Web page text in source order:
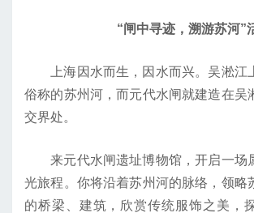
“闸中寻迹，溯游苏河”
上海因水而生，因水而兴。吴淞江
俗称的苏州河，而元代水闸就建造在吴
交界处。
来元代水闸遗址博物馆，开启一场
光旅程。你将沿着苏州河的脉络，领略
的桥梁、建筑，欣赏传统服饰之美，